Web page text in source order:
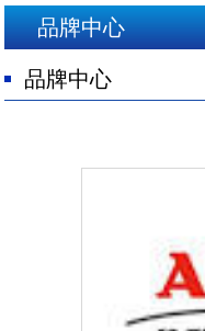
品牌中心
品牌中心